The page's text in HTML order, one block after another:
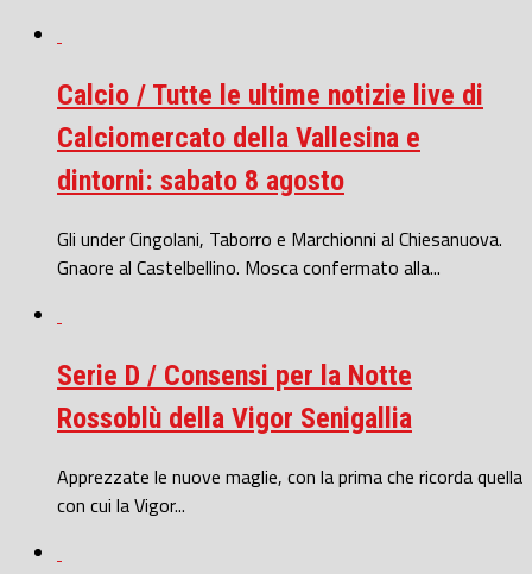
Calcio / Tutte le ultime notizie live di
Calciomercato della Vallesina e
dintorni: sabato 8 agosto
Gli under Cingolani, Taborro e Marchionni al Chiesanuova.
Gnaore al Castelbellino. Mosca confermato alla...
Serie D / Consensi per la Notte
Rossoblù della Vigor Senigallia
Apprezzate le nuove maglie, con la prima che ricorda quella
con cui la Vigor...